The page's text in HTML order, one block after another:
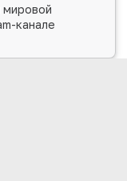
мировой
канале